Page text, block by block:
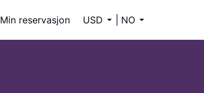
Min reservasjon USD NO